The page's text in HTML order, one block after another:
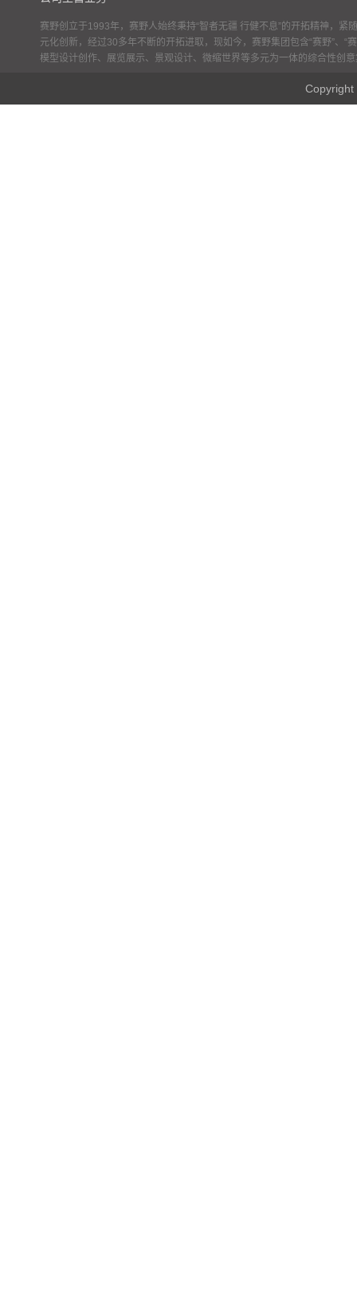
赛野创立于1993年，赛野人始终秉持“智者无疆 行健不息”的开拓精神，紧
元化创新，经过30多年不断的开拓进取，现如今，赛野集团包含“赛野”、“
模型设计创作、展览展示、景观设计、微缩世界等多元为一体的综合性创